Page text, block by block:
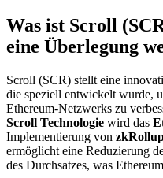
Was ist Scroll
eine Überlegung
Scroll (SCR) stellt eine
die speziell entwickelt wurde,
Ethereum-Netzwerks zu
Scroll Technologie wird das
Implementierung von
ermöglicht eine Reduzierung
des Durchsatzes, was